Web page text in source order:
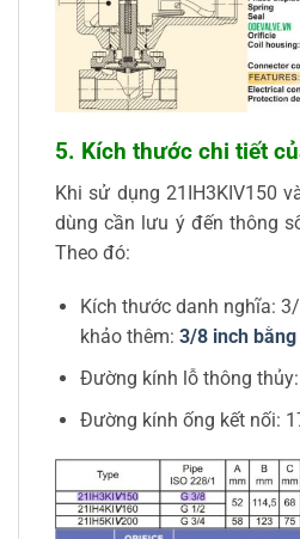
5. Kích thước chi tiết
Khi sử dụng 21IH3KIV150
dùng cần lưu ý đến thông
Theo đó:
Kích thước danh nghĩa:
khảo thêm: 3/8 inch
Đường kính lỗ thông
Đường kính ống kết nối: